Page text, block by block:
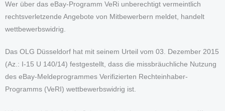
Wer über das eBay-Programm VeRi unberechtigt vermeintlich
rechtsverletzende Angebote von Mitbewerbern meldet, handelt
wettbewerbswidrig.
Das OLG Düsseldorf hat mit seinem Urteil vom 03. Dezember 2015
(Az.: I-15 U 140/14) festgestellt, dass die missbräuchliche Nutzung
des eBay-Meldeprogrammes Verifizierten Rechteinhaber-
Programms (VeRI) wettbewerbswidrig ist.